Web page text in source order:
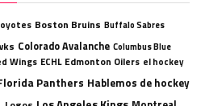
Boston Bruins Buffalo Sabres
Colorado Avalanche Columbus Blue
Wings ECHL Edmonton Oilers el hockey
Panthers Hablemos de hockey